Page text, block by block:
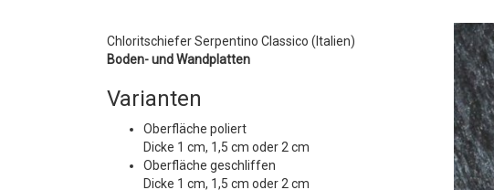
Chloritschiefer Serpentino Classico (Italien)
Boden- und Wandplatten
Varianten
Oberfläche poliert
Dicke 1 cm, 1,5 cm oder 2 cm
Oberfläche geschliffen
Dicke 1 cm, 1,5 cm oder 2 cm